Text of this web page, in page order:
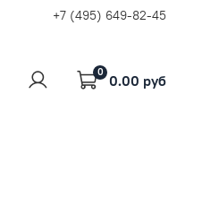
+7 (495) 649-82-45
0 0.00 руб